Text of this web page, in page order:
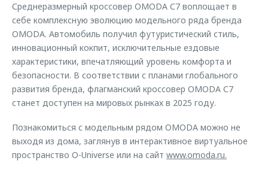
Среднеразмерный кроссовер OMODA С7 воплощает в
себе комплексную эволюцию модельного ряда бренда
OMODA. Автомобиль получил футуристический стиль,
инновационный кокпит, исключительные ездовые
характеристики, впечатляющий уровень комфорта и
безопасности. В соответствии с планами глобального
развития бренда, флагманский кроссовер OMODA С7
станет доступен на мировых рынках в 2025 году.
Познакомиться с модельным рядом OMODA можно не
выходя из дома, заглянув в интерактивное виртуальное
пространство O-Universe или на сайт www.omoda.ru.